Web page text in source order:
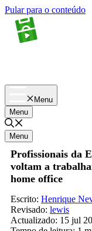
Pular para o conteúdo
Menu
Menu
Menu
Profissionais da
voltam a
home office
Escrito: Henrique
Revisado: lewis
Actualizado: 15 jul